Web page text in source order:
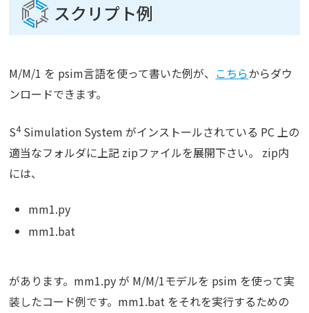
スクリプト例
M/M/1 を psim言語を使って書いた例が、 こちらからダウ
ンロードできます。
S4Simulation System がインストールされている PC 上の
適当なフォルダに上記 zipファイルを展開下さい。 zip内
には、
mm1.py
mm1.bat
があります。mm1.py が M/M/1モデルを psim を使って実
装したコード例です。mm1.bat をそれを実行するための